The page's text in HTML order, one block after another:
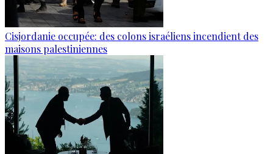
Cisjordanie occupée: des colons israéliens incendient des
maisons palestiniennes